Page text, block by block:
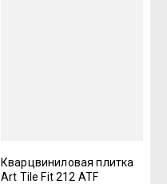
Кварцвиниловая плитка
Art Tile Fit 212 ATF